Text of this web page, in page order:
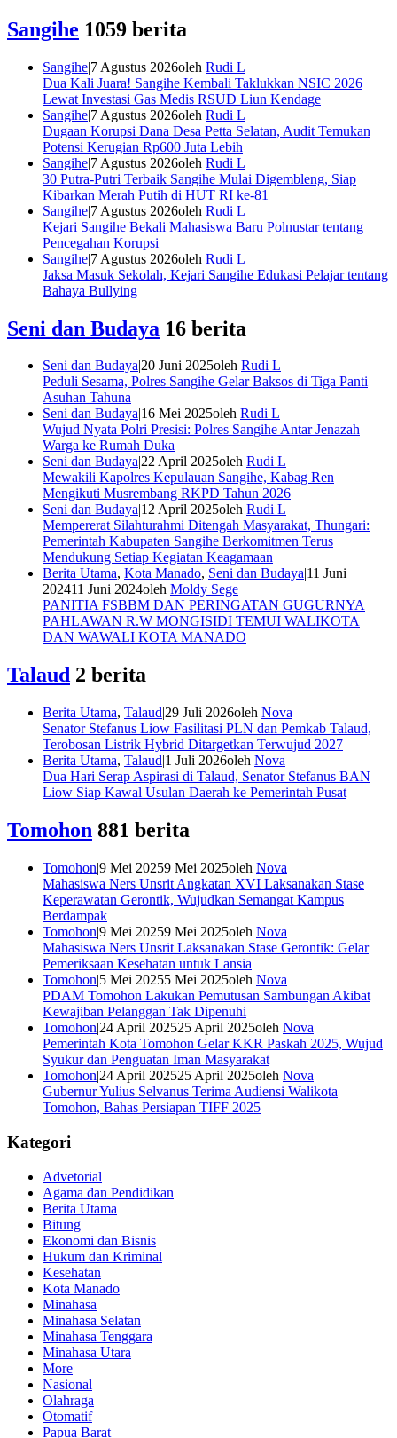
Sangihe 1059 berita
Sangihe|7 Agustus 2026oleh Rudi L
Dua Kali Juara! Sangihe Kembali Taklukkan NSIC 2026
Lewat Investasi Gas Medis RSUD Liun Kendage
Sangihe|7 Agustus 2026oleh Rudi L
Dugaan Korupsi Dana Desa Petta Selatan, Audit Temukan
Potensi Kerugian Rp600 Juta Lebih
Sangihe|7 Agustus 2026oleh Rudi L
30 Putra-Putri Terbaik Sangihe Mulai Digembleng, Siap
Kibarkan Merah Putih di HUT RI ke-81
Sangihe|7 Agustus 2026oleh Rudi L
Kejari Sangihe Bekali Mahasiswa Baru Polnustar tentang
Pencegahan Korupsi
Sangihe|7 Agustus 2026oleh Rudi L
Jaksa Masuk Sekolah, Kejari Sangihe Edukasi Pelajar tentang
Bahaya Bullying
Seni dan Budaya 16 berita
Seni dan Budaya20 Juni 2025oleh Rudi L
Peduli Sesama, Polres Sangihe Gelar Baksos di Tiga Panti
Asuhan Tahuna
Seni dan Budaya 16 Mei 2025oleh Rudi L
Wujud Nyata Polri Presisi: Polres Sangihe Antar Jenazah
Warga ke Rumah Duka
Seni dan Budaya22 April 2025oleh Rudi L
Mewakili Kapolres Kepulauan Sangihe, Kabag Ren
Mengikuti Musrembang RKPD Tahun 2026
Seni dan Budaya 12 April 2025oleh Rudi L
Mempererat Silahturahmi Ditengah Masyarakat, Thungari:
Pemerintah Kabupaten Sangihe Berkomitmen Terus
Mendukung Setiap Kegiatan Keagamaan
Berita Utama, Kota Manado, Seni dan Budaya 11 Juni
202411 Juni 2024oleh Moldy Sege
PANITIA FSBBM DAN PERINGATAN GUGURNYA
PAHLAWAN R.W MONGISIDI TEMUI WALIKOTA
DAN WAWALI KOTA MANADO
Talaud 2 berita
Berita Utama, Talaud|29 Juli 2026oleh Nova
Senator Stefanus Liow Fasilitasi PLN dan Pemkab Talaud,
Terobosan Listrik Hybrid Ditargetkan Terwujud 2027
Berita Utama, Talaud|1 Juli 2026oleh Nova
Dua Hari Serap Aspirasi di Talaud, Senator Stefanus BAN
Liow Siap Kawal Usulan Daerah ke Pemerintah Pusat
Tomohon 881 berita
Tomohon|9 Mei 20259 Mei 2025oleh Nova
Mahasiswa Ners Unsrit Angkatan XVI Laksanakan Stase
Keperawatan Gerontik, Wujudkan Semangat Kampus
Berdampak
Tomohon|9 Mei 20259 Mei 2025oleh Nova
Mahasiswa Ners Unsrit Laksanakan Stase Gerontik: Gelar
Pemeriksaan Kesehatan untuk Lansia
Tomohon|5 Mei 20255 Mei 2025oleh Nova
PDAM Tomohon Lakukan Pemutusan Sambungan Akibat
Kewajiban Pelanggan Tak Dipenuhi
Tomohon|24 April 202525 April 2025oleh Nova
Pemerintah Kota Tomohon Gelar KKR Paskah 2025, Wujud
Syukur dan Penguatan Iman Masyarakat
Tomohon|24 April 202525 April 2025oleh Nova
Gubernur Yulius Selvanus Terima Audiensi Walikota
Tomohon, Bahas Persiapan TIFF 2025
Kategori
Advetorial
Agama dan Pendidikan
Berita Utama
Bitung
Ekonomi dan Bisnis
Hukum dan Kriminal
Kesehatan
Kota Manado
Minahasa
Minahasa Selatan
Minahasa Tenggara
Minahasa Utara
More
Nasional
Olahraga
Otomatif
Papua Barat